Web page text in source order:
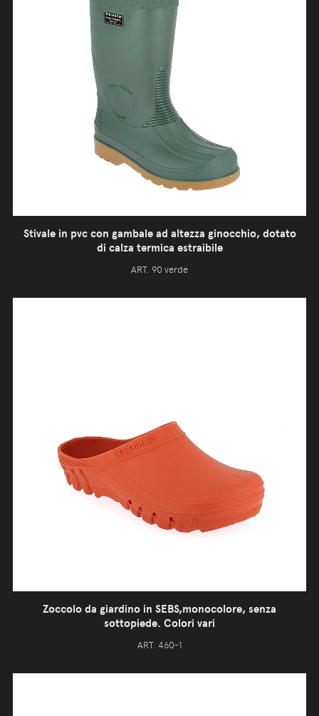
Stivale in pvc con gambale ad altezza ginocchio, dotato
di calza termica estraibile
ART. 90 verde
Zoccolo da giardino in SEBS,monocolore, senza
sottopiede. Colori vari
ART. 460-1